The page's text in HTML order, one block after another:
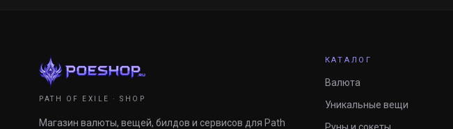
PATH OF EXILE · SHOP
Магазин валюты, вещей, билдов и сервисов для Path
КАТАЛОГ
Валюта
Уникальные вещи